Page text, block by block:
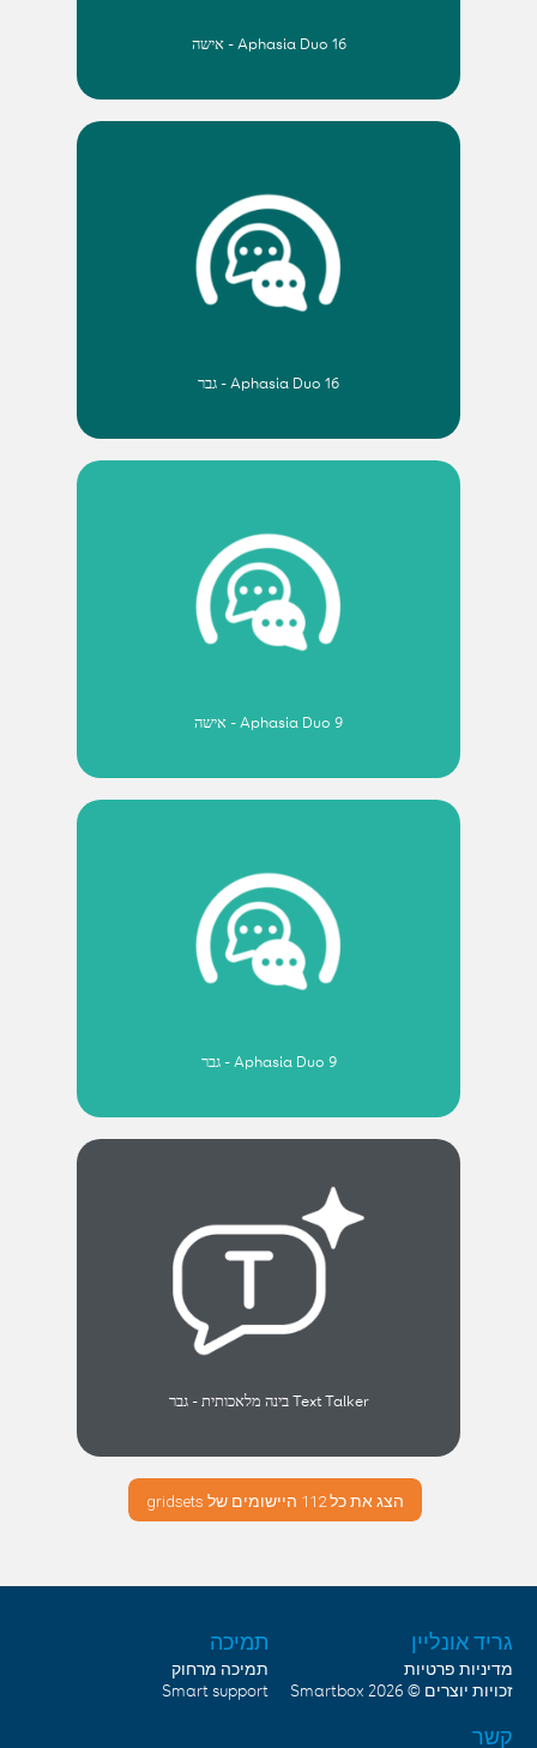
Aphasia Duo 16 - אישה
Aphasia Duo 16 - גבר
Aphasia Duo 9 - אישה
Aphasia Duo 9 - גבר
Text Talker בינה מלאכותית - גבר
הצג את כל 112 היישומים של gridsets
גריד אונליין
מדיניות פרטיות
זכויות יוצרים © 2026
Smartbox
תמיכה
תמיכה מרחוק
Smart support
קשר